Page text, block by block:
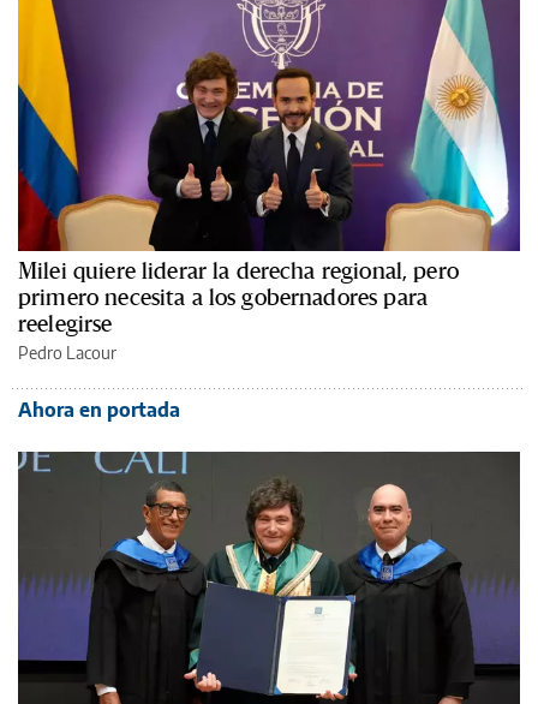
Milei quiere liderar la derecha regional, pero
primero necesita a los gobernadores para
reelegirse
Pedro Lacour
Ahora en portada